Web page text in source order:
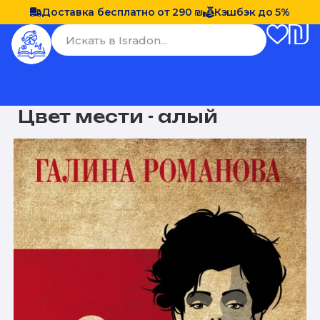
Доставка бесплатно от 290 ₪ Кэшбэк до 5%
Цвет мести - алый